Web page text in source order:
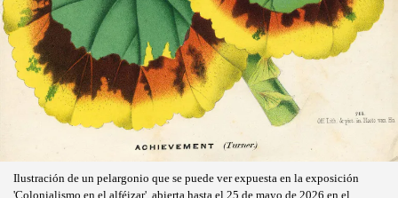
Ilustración de un pelargonio que se puede ver expuesta en la exposición
'Colonialismo en el alféizar', abierta hasta el 25 de mayo de 2026 en el